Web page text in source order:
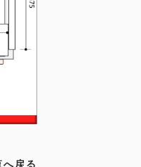
へ戻る